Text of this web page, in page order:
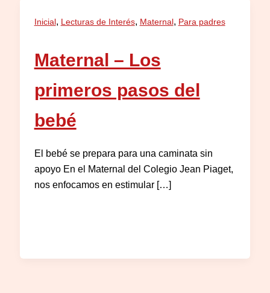
Inicial, Lecturas de Interés, Maternal, Para padres
Maternal – Los
primeros pasos del
bebé
El bebé se prepara para una caminata sin
apoyo En el Maternal del Colegio Jean Piaget,
nos enfocamos en estimular […]